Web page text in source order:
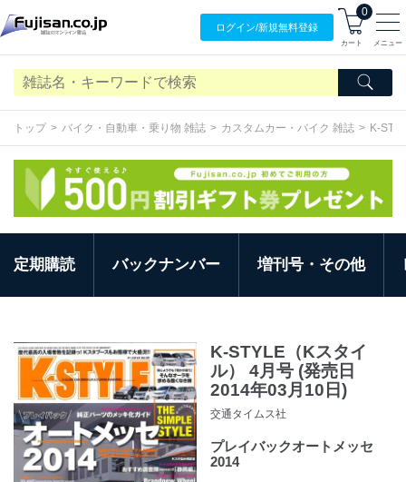
ログイン/新規無料登録
0
カート メニュー
トップ バイク・自動車・乗り物 雑誌 カスタムカー・バイク 雑誌 K-
定期購読 バックナンバー 増刊号・その他
K-STYLE（Kスタイ
ル） 4月号 (発売日
2014年03月10日)
交通タイムス社
プレイバックオートメッセ
2014